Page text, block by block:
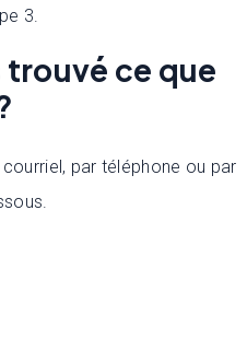
3.
trouvé ce que
par téléphone ou par